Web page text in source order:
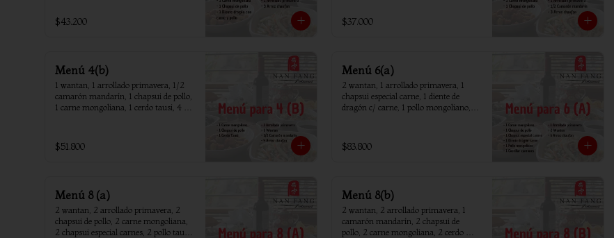
$43.200 $37.000
Menú 4(b)
1 wantan, 1 arrollado primavera, 1/2
camarón mandarín, 1 chapsui de pollo,
1 carne mongoliana, 1 cerdo tausi, 4
$51.800
Menú 6(a)
2 wantan, 1 arrollado primavera, 1
chapsui especial carne, 1 diente de
dragón c/ carne, 1 pollo mongoliano, 1
$83.800
Menú 8 (a)
2 wantan, 2 arrollado primavera, 2
chapsui de pollo, 2 carne mongoliana,
2 chapsui especial carnes, 2 pollo tausi,
Menú 8(b)
2 wantan, 2 arrollado primavera, 1
camarón mandarín, 2 chapsui de
pollo, 2 carne mongoliana, 2 cerdo